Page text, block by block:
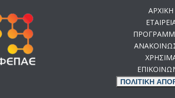
ΑΡΧΙΚΗ
ΠΟΛΙΤΙΚΗ